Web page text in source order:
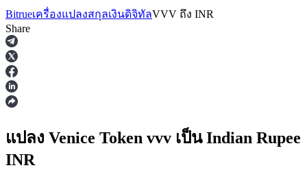
ฟิวเจอร์ส
Bitrueเครื่องแปลงสกุลเงินดิจิทัลVVV ถึง INR
Share
แปลง Venice Token vvv เป็น Indian Rupee
INR